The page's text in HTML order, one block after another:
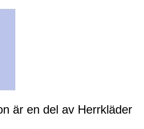
är en del av Herrkläder